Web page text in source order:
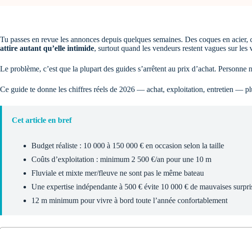
Tu passes en revue les annonces depuis quelques semaines. Des coques en
attire autant qu’elle intimide, surtout quand les vendeurs restent vagues sur les
Le problème, c’est que la plupart des guides s’arrêtent au prix d’achat.
Ce guide te donne les chiffres réels de 2026 — achat, exploitation, entretien —
Cet article en bref
Budget réaliste : 10 000 à 150 000 € en occasion selon la taille
Coûts d’exploitation : minimum 2 500 €/an pour une 10 m
Fluviale et mixte mer/fleuve ne sont pas le même bateau
Une expertise indépendante à 500 € évite 10 000 € de mauvaises
12 m minimum pour vivre à bord toute l’année confortablement